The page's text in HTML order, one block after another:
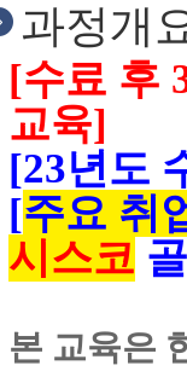
과정개
[수료 후
교육]
[23년도
[주요 취
시스코
본 교육은